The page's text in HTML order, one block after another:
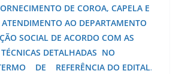
DE COROA, CAPELA E
AO DEPARTAMENTO
SOCIAL DE ACORDO COM AS
TÉCNICAS DETALHADAS NO
DE REFERÊNCIA DO EDITAL.